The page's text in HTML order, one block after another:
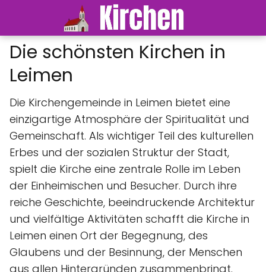
Die schönsten Kirchen in
Leimen
Die Kirchengemeinde in Leimen bietet eine
einzigartige Atmosphäre der Spiritualität und
Gemeinschaft. Als wichtiger Teil des kulturellen
Erbes und der sozialen Struktur der Stadt,
spielt die Kirche eine zentrale Rolle im Leben
der Einheimischen und Besucher. Durch ihre
reiche Geschichte, beeindruckende Architektur
und vielfältige Aktivitäten schafft die Kirche in
Leimen einen Ort der Begegnung, des
Glaubens und der Besinnung, der Menschen
aus allen Hintergründen zusammenbringt.